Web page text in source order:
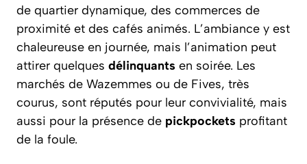
de quartier dynamique, des commerces de
proximité et des cafés animés. L’ambiance y est
chaleureuse en journée, mais l’animation peut
attirer quelques délinquants en soirée. Les
marchés de Wazemmes ou de Fives, très
courus, sont réputés pour leur convivialité, mais
aussi pour la présence de pickpockets profitant
de la foule.